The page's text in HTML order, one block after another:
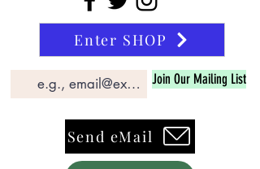
Enter SHOP
Join Our Mailing List
Send eMail